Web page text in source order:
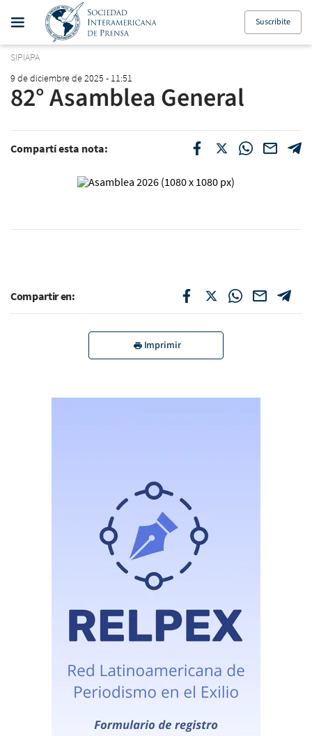
Suscribite
SIPIAPA
9 de diciembre de 2025 - 11:51
82° Asamblea General
Compartí esta nota:
Compartir en:
Imprimir